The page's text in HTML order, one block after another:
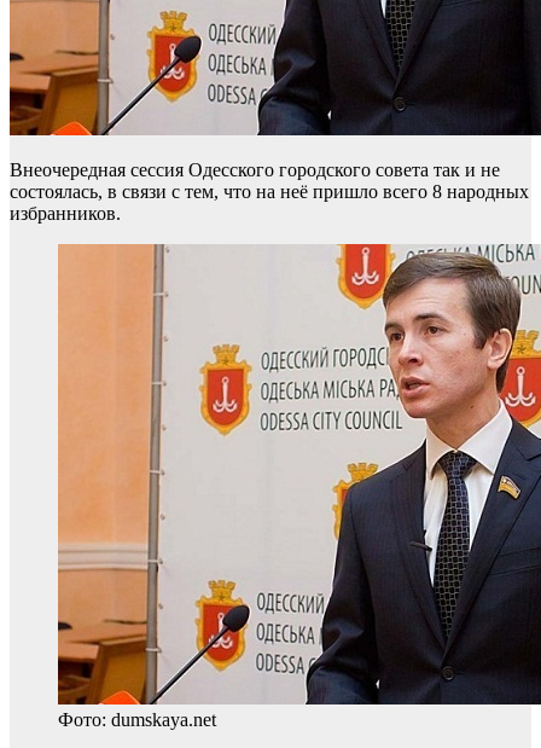
Внеочередная сессия Одесского городского совета так и не
состоялась, в связи с тем, что на неё пришло всего 8 народных
избранников.
Фото: dumskaya.net